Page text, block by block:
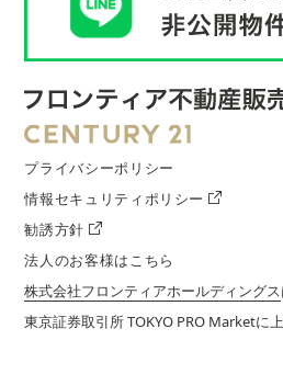
プライバシーポリシー
情報セキュリティポリシー
勧誘方針
法人のお客様はこちら
株式会社フロンティアホールディングス
東京証券取引所 TOKYO PRO Marketに